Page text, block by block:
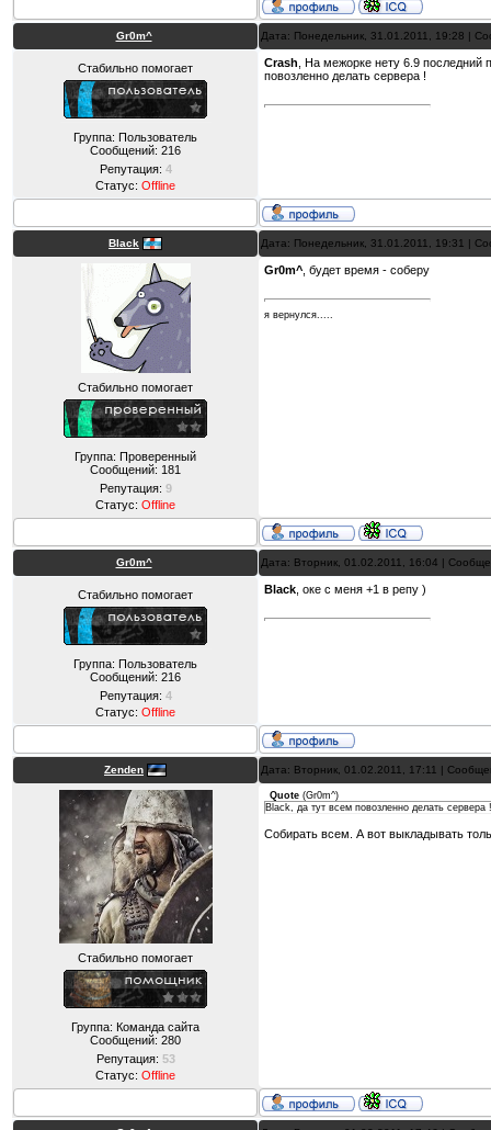
Gr0m^ Дата: Понедельник, 31.01.2011, 19:28 |
Стабильно помогает
Группа: Пользователь
Сообщений: 216
Репутация: 4
Статус: Offline
Crash , На межорке нету 6.9 последний
повозленно делать сервера !
Black Дата: Понедельник, 31.01.2011, 19:31 |
Стабильно помогает
Группа: Проверенный
Сообщений: 181
Репутация: 9
Статус: Offline
Gr0m^ , будет время - соберу
я вернулся.....
Gr0m^ Дата: Вторник, 01.02.2011, 16:04 |
Стабильно помогает
Группа: Пользователь
Сообщений: 216
Репутация: 4
Статус: Offline
Black , оке с меня +1 в репу )
Zenden Дата: Вторник, 01.02.2011, 17:11 |
Стабильно помогает
Группа: Команда сайта
Сообщений: 280
Репутация: 53
Статус: Offline
Quote (Gr0m^)
Black, да тут всем повозленно делать сервера !
Собирать всем. А вот выкладывать